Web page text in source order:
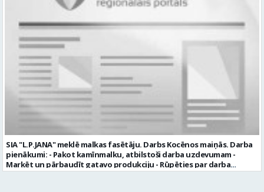
uzņēmumā darba laiku: maiņu grafiks (1. dežūra no plkst. 05.20 līdz
plkst. 16.20 un 2.dežūra no plkst. 12.50-21.00) darba samaksu sākot no
1100 līdz 1250 EUR (pirms nodokļu nomaksas) pilnas sociālās
garantijas veselības apdrošināšanas iespējas dinamisku un
profesionālu darba vidi apmācību pirms darba pienākumu
uzsākšanas CV ar norādi vakancei „dispečers Valmierā” iesniegt līdz
2026. gada 21. augustam (ieskaitot): sūtot elektroniski uz info@vtu-
valmiera.lv personīgi SIA „VTU Valmiera”, Reģ.nr. 40003004220,
„Brandeļi”, Brandeļi, Kocēnu pagasts, Valmieras novads, personāla
daļā darba dienās no plkst. 13:00 līdz 16:00. 2 nedēļu laikā pēc
konkursa termiņa beigām sazināsimies ar pretendentiem, kuri tiks
aicināti uz tikšanos klātienē. Informācijai: 29231565 * Iesniegtos
personas datus SIA “VTU VALMIERA” izmantos, lai konkursa kārtībā
viņa personas dati tiktu saglabāti SIA “VTU VALMIERA” iekšējā datu
bāzē ar mērķi tos apstrādāt citos SIA “VTU VALMIERA” personāla
atlases konkursos, tad pieteikumā vakancei lūdzam kandidātam
SIA "L.P.JANA" meklē malkas fasētāju. Darbs Kocēnos maiņās. Darba
pienākumi: - Pakot kamīnmalku, atbilstoši darba uzdevumam -
Marķēt un pārbaudīt gatavo produkciju - Rūpēties par darba
kvalitāti un kārtību darba vietā Prasības kandidātiem: - Laba fiziskā